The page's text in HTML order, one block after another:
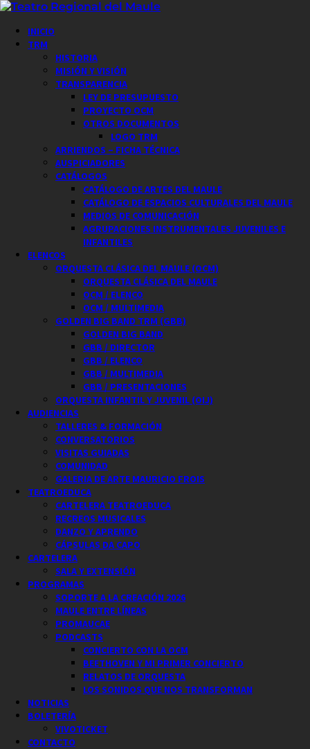
Saltar
contenido
Menú
principal
INICIO
TRM
HISTORIA
MISIÓN Y VISIÓN
TRANSPARENCIA
LEY DE PRESUPUESTO
PROYECTO OCM
OTROS DOCUMENTOS
LOGO TRM
ARRIENDOS – FICHA TÉCNICA
AUSPICIADORES
CATÁLOGOS
CATÁLOGO DE ARTES DEL MAULE
CATÁLOGO DE ESPACIOS CULTURALES DEL MAULE
MEDIOS DE COMUNICACIÓN
AGRUPACIONES INSTRUMENTALES JUVENILES E
INFANTILES
ELENCOS
ORQUESTA CLÁSICA DEL MAULE (OCM)
ORQUESTA CLÁSICA DEL MAULE
OCM / ELENCO
OCM / MULTIMEDIA
GOLDEN BIG BAND TRM (GBB)
GOLDEN BIG BAND
GBB / DIRECTOR
GBB / ELENCO
GBB / MULTIMEDIA
GBB / PRESENTACIONES
ORQUESTA INFANTIL Y JUVENIL (OIJ)
AUDIENCIAS
TALLERES & FORMACIÓN
CONVERSATORIOS
VISITAS GUIADAS
COMUNIDAD
GALERIA DE ARTE MAURICIO FROIS
TEATROEDUCA
CARTELERA TEATROEDUCA
RECREOS MUSICALES
DANZO Y APRENDO
CÁPSULAS DA CAPO
CARTELERA
SALA Y EXTENSIÓN
PROGRAMAS
SOPORTE A LA CREACIÓN 2026
MAULE ENTRE LÍNEAS
PROMAUCAE
PODCASTS
CONCIERTO CON LA OCM
BEETHOVEN Y MI PRIMER CONCIERTO
RELATOS DE ORQUESTA
LOS SONIDOS QUE NOS TRANSFORMAN
NOTICIAS
BOLETERÍA
VIVOTICKET
CONTACTO